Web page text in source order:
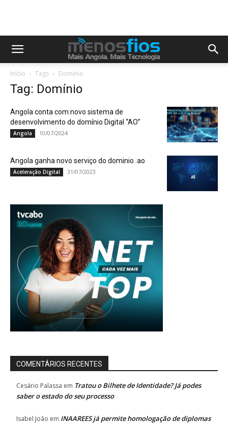
Início Tags Domínio
Tag: Domínio
Angola conta com novo sistema de
desenvolvimento do domínio Digital “AO”
Angola 10/07/2024
Angola ganha novo serviço do dominio .ao
Aceleração Digital 31/07/2023
COMENTÁRIOS RECENTES
Cesário Palassa em Tratou o Bilhete de Identidade? Já podes
saber o estado do seu processo
Isabel João em INAAREES já permite homologação de diplomas